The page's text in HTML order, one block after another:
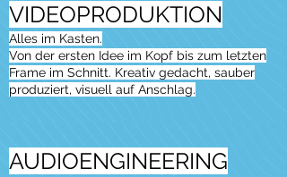
VIDEOPRODUKTION
Alles im Kasten.
Von der ersten Idee im Kopf bis zum letzten
Frame im Schnitt. Kreativ gedacht, sauber
produziert, visuell auf Anschlag.
AUDIOENGINEERING